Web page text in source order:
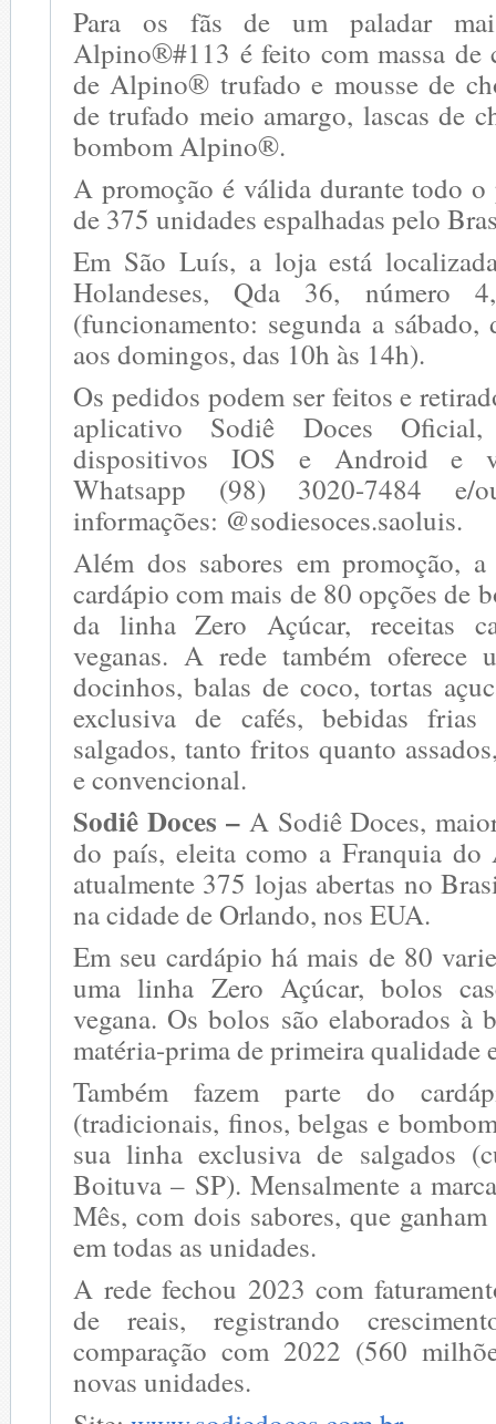
Para os fãs de um paladar
Alpino®️#113 é feito com massa de
de Alpino®️ trufado e mousse de
de trufado meio amargo, lascas de
bombom Alpino®️.
A promoção é válida durante todo o
de 375 unidades espalhadas pelo
Em São Luís, a loja está
Holandeses, Qda 36, número
(funcionamento: segunda a
aos domingos, das 10h às 14h).
Os pedidos podem ser feitos e
aplicativo Sodiê Doces
dispositivos IOS e Android e
Whatsapp (98) 3020-7484 e/
informações: @sodiesoces.saoluis.
Além dos sabores em promoção,
cardápio com mais de 80 opções de
da linha Zero Açúcar, receitas
veganas. A rede também oferece
docinhos, balas de coco, tortas
exclusiva de cafés, bebidas
salgados, tanto fritos quanto
e convencional.
Sodiê Doces –A Sodiê Doces,
do país, eleita como a Franquia do
atualmente 375 lojas abertas no
na cidade de Orlando, nos EUA.
Em seu cardápio há mais de 80
uma linha Zero Açúcar, bolos
vegana. Os bolos são elaborados à
matéria-prima de primeira qualidade
Também fazem parte do
(tradicionais, finos, belgas e
sua linha exclusiva de salgados
Boituva – SP). Mensalmente a
Mês, com dois sabores, que
em todas as unidades.
A rede fechou 2023 com
de reais, registrando
comparação com 2022 (560
novas unidades.